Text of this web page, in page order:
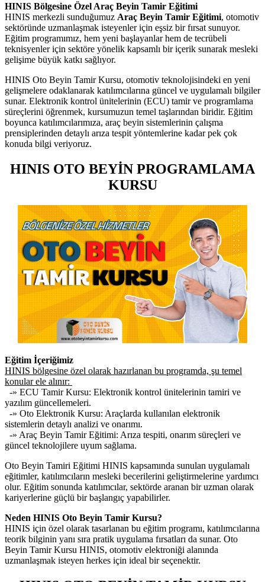
HINIS Bölgesine Özel Araç Beyin Tamir Eğitimi
HINIS merkezli sunduğumuz Araç Beyin Tamir Eğitimi, otomotiv
sektöründe uzmanlaşmak isteyenler için eşsiz bir fırsat sunuyor.
Eğitim programımız, hem yeni başlayanlar hem de tecrübeli
teknisyenler için sektöre yönelik kapsamlı bir içerik sunarak mesleki
gelişime büyük katkı sağlıyor.
HINIS Oto Beyin Tamir Kursu, otomotiv teknolojisindeki en yeni
gelişmelere odaklanarak katılımcılarına güncel ve uygulamalı bilgiler
sunar. Elektronik kontrol ünitelerinin (ECU) tamir ve programlama
süreçlerini öğrenmek, kursumuzun temel taşlarından biridir. Eğitim
boyunca katılımcılarımıza, araç beyin sistemlerinin çalışma
prensiplerinden detaylı arıza tespit yöntemlerine kadar pek çok
konuda bilgi veriyoruz.
HINIS OTO BEYİN PROGRAMLAMA
KURSU
Eğitim İçeriğimiz
HINIS bölgesine özel olarak hazırlanan bu programda, şu temel
konular ele alınır:
-» ECU Tamir Kursu: Elektronik kontrol ünitelerinin tamiri ve
yazılım güncellemeleri.
-» Oto Elektronik Kursu: Araçlarda kullanılan elektronik
sistemlerin detaylı analizi ve onarımı.
-» Araç Beyin Tamir Eğitimi: Arıza tespiti, onarım süreçleri ve
güncel teknolojilere uyum sağlama.
Oto Beyin Tamiri Eğitimi HINIS kapsamında sunulan uygulamalı
eğitimler, katılımcıların mesleki becerilerini geliştirmelerine yardımcı
olur. Eğitim sonunda katılımcılar, sektörde aranan bir uzman olarak
kariyerlerine güçlü bir başlangıç yapabilirler.
Neden HINIS Oto Beyin Tamir Kursu?
HINIS için özel olarak tasarlanan bu eğitim programı, katılımcılarına
teorik bilginin yanı sıra pratik uygulama fırsatları da sunar. Oto
Beyin Tamir Kursu HINIS, otomotiv elektroniği alanında
uzmanlaşmak isteyen herkes için ideal bir seçenektir.